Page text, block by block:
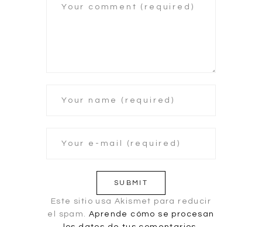
Este sitio usa Akismet para reducir
el spam. Aprende cómo se procesan